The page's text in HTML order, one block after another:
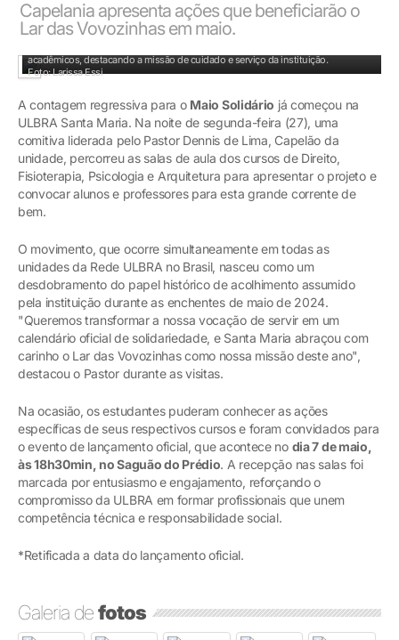
Capelania apresenta ações que beneficiarão o
Lar das Vovozinhas em maio.
acadêmicos, destacando a missão de cuidado e serviço da instituição.
Foto: Larissa Essi
A contagem regressiva para o Maio Solidário já começou na
ULBRA Santa Maria. Na noite de segunda-feira (27), uma
comitiva liderada pelo Pastor Dennis de Lima, Capelão da
unidade, percorreu as salas de aula dos cursos de Direito,
Fisioterapia, Psicologia e Arquitetura para apresentar o projeto e
convocar alunos e professores para esta grande corrente de
bem.
O movimento, que ocorre simultaneamente em todas as
unidades da Rede ULBRA no Brasil, nasceu como um
desdobramento do papel histórico de acolhimento assumido
pela instituição durante as enchentes de maio de 2024.
"Queremos transformar a nossa vocação de servir em um
calendário oficial de solidariedade, e Santa Maria abraçou com
carinho o Lar das Vovozinhas como nossa missão deste ano",
destacou o Pastor durante as visitas.
Na ocasião, os estudantes puderam conhecer as ações
específicas de seus respectivos cursos e foram convidados para
o evento de lançamento oficial, que acontece no dia 7 de maio,
às 18h30min, no Saguão do Prédio. A recepção nas salas foi
marcada por entusiasmo e engajamento, reforçando o
compromisso da ULBRA em formar profissionais que unem
competência técnica e responsabilidade social.
*Retificada a data do lançamento oficial.
Galeria defotos